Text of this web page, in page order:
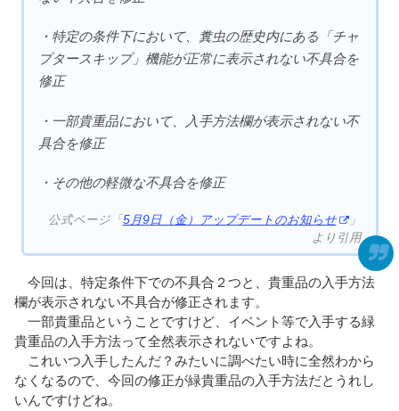
・特定の条件下において、糞虫の歴史内にある「チャ
プタースキップ」機能が正常に表示されない不具合を
修正
・一部貴重品において、入手方法欄が表示されない不
具合を修正
・その他の軽微な不具合を修正
公式ページ「5月9日（金）アップデートのお知らせ
」
より引用
今回は、特定条件下での不具合２つと、貴重品の入手方法
欄が表示されない不具合が修正されます。
一部貴重品ということですけど、イベント等で入手する緑
貴重品の入手方法って全然表示されないですよね。
これいつ入手したんだ？みたいに調べたい時に全然わから
なくなるので、今回の修正が緑貴重品の入手方法だとうれし
いんですけどね。